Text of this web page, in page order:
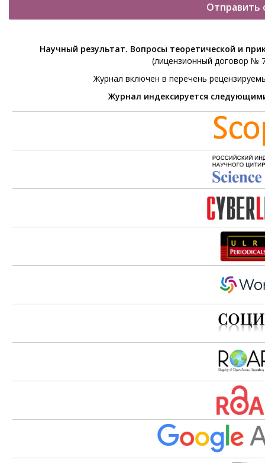
Отправить
Научный результат. Вопросы теоретической и
(лицензионный договор №
Журнал включен в перечень
Журнал индексируется